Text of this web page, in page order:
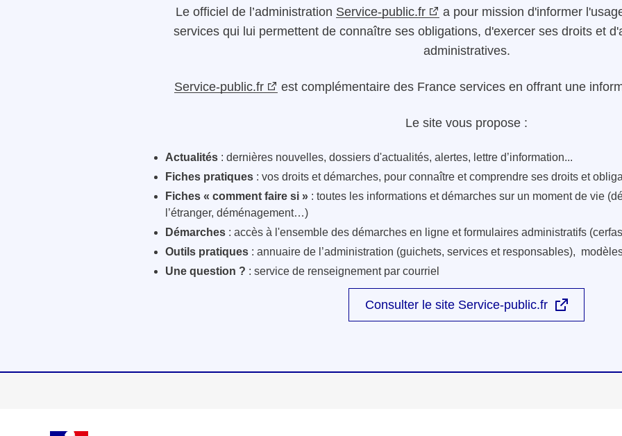
Le officiel de l’administration Service-public.fr
a pour mission d'informer
services qui lui permettent de connaître ses obligations, d'exercer ses droits et
administratives.
Service-public.fr est complémentaire des France services en offrant une
Le site vous propose :
Actualités : dernières nouvelles, dossiers d'actualités, alertes, lettre d’information...
Fiches pratiques : vos droits et démarches, pour connaître et comprendre ses droits et
Fiches « comment faire si » : toutes les informations et démarches sur un moment de vie
l’étranger, déménagement…)
Démarches : accès à l'ensemble des démarches en ligne et formulaires administratifs
Outils pratiques : annuaire de l’administration (guichets, services et responsables),
Une question ? : service de renseignement par courriel
Consulter le site Service-public.fr